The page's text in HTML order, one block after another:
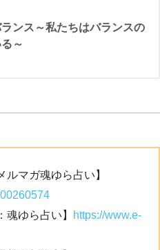
ンス～私たちはバランスの
～
ルマガ魂ゆら占い】
魂ゆら占い】
https://www.e-